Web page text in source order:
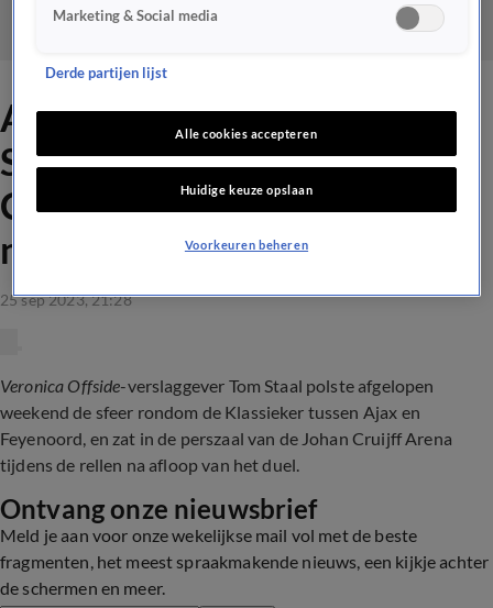
Achter de schermen: Tom
Staal in perszaal Johan
Cruijff Arena tijdens rellen
na Ajax-Feyenoord
25 sep 2023, 21:28
Veronica Offside-verslaggever Tom Staal polste afgelopen
weekend de sfeer rondom de Klassieker tussen Ajax en
Feyenoord, en zat in de perszaal van de Johan Cruijff Arena
tijdens de rellen na afloop van het duel.
Ontvang onze nieuwsbrief
Meld je aan voor onze wekelijkse mail vol met de beste
fragmenten, het meest spraakmakende nieuws, een kijkje achter
de schermen en meer.
Marketing & Social media
Derde partijen lijst
Alle cookies accepteren
Huidige keuze opslaan
Voorkeuren beheren